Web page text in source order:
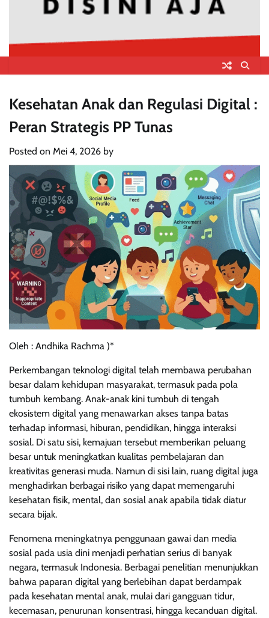
Kesehatan Anak dan Regulasi Digital :
Peran Strategis PP Tunas
Posted on Mei 4, 2026 by
Oleh : Andhika Rachma )*
Perkembangan teknologi digital telah membawa perubahan
besar dalam kehidupan masyarakat, termasuk pada pola
tumbuh kembang. Anak-anak kini tumbuh di tengah
ekosistem digital yang menawarkan akses tanpa batas
terhadap informasi, hiburan, pendidikan, hingga interaksi
sosial. Di satu sisi, kemajuan tersebut memberikan peluang
besar untuk meningkatkan kualitas pembelajaran dan
kreativitas generasi muda. Namun di sisi lain, ruang digital juga
menghadirkan berbagai risiko yang dapat memengaruhi
kesehatan fisik, mental, dan sosial anak apabila tidak diatur
secara bijak.
Fenomena meningkatnya penggunaan gawai dan media
sosial pada usia dini menjadi perhatian serius di banyak
negara, termasuk Indonesia. Berbagai penelitian menunjukkan
bahwa paparan digital yang berlebihan dapat berdampak
pada kesehatan mental anak, mulai dari gangguan tidur,
kecemasan, penurunan konsentrasi, hingga kecanduan digital.